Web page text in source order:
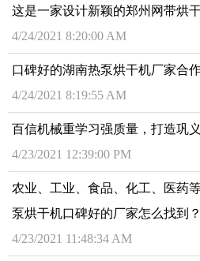
这是一家设计新颖的郑州网带烘
4/24/2021 8:20:00 AM
口碑好的湖南热泵烘干机厂家合
4/24/2021 8:19:55 AM
百信机械重学习强质量，打造巩
4/23/2021 12:39:00 PM
农业、工业、食品、化工、医药
泵烘干机口碑好的厂家怎么找到？
4/23/2021 11:48:34 AM